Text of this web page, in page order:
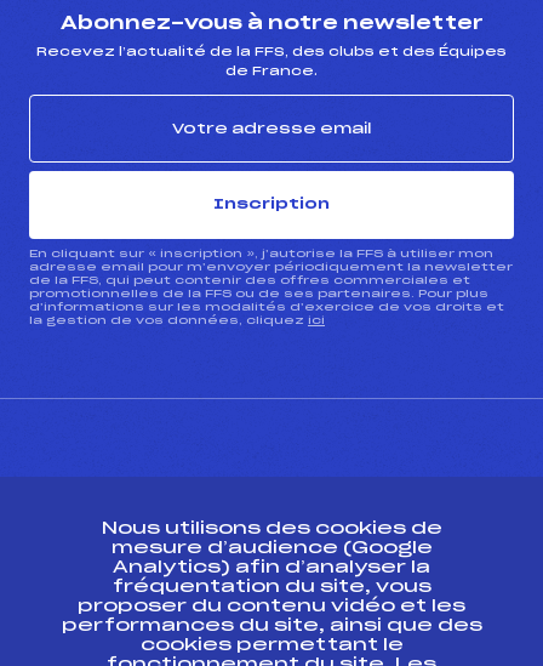
Abonnez-vous à notre newsletter
Recevez l’actualité de la FFS, des clubs et des Équipes
de France.
Inscription
En cliquant sur « inscription », j’autorise la FFS à utiliser mon
adresse email pour m’envoyer périodiquement la newsletter
de la FFS, qui peut contenir des offres commerciales et
promotionnelles de la FFS ou de ses partenaires. Pour plus
d’informations sur les modalités d’exercice de vos droits et
la gestion de vos données, cliquez ici
Ressources
Pass’Neige
Projet sportif fédéral
Nous utilisons des cookies de
mesure d’audience (Google
Analytics) afin d’analyser la
fréquentation du site, vous
proposer du contenu vidéo et les
performances du site, ainsi que des
cookies permettant le